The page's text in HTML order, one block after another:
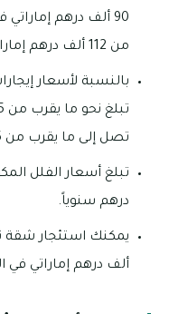
90 ألف درهم
من 112 ألف درهم إماراتي في السنة.
بالنسبة لأسعار
تصل إلى ما يقرب من 145 ألف درهم إماراتي سنوياً.
درهم سنوياً.
ألف درهم إماراتي في